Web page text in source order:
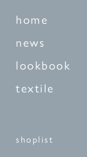
home
news
lookbook
textile
shoplist